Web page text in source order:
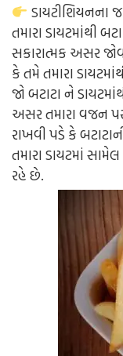
ડાયટીશિયનના
તમારા ડાયટમાંથી
સકારાત્મક અસર
કે તમે તમારા
જો બટાટા ને
અસર તમારા વજન
રાખવી પડે કે
તમારા ડાયટમાં
રહે છે.